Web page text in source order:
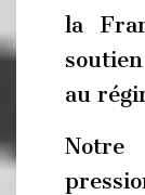
la
au